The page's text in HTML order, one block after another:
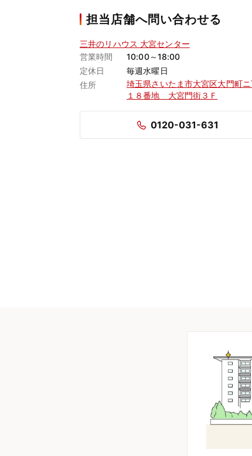
担当店舗へ問い合わせる
三井のリハウス 大宮センター
営業時間
10:00～18:00
定休日
毎週水曜日
住所
埼玉県さいたま市大宮区大門町ニ
１８番地 大宮門街３Ｆ
0120-031-631